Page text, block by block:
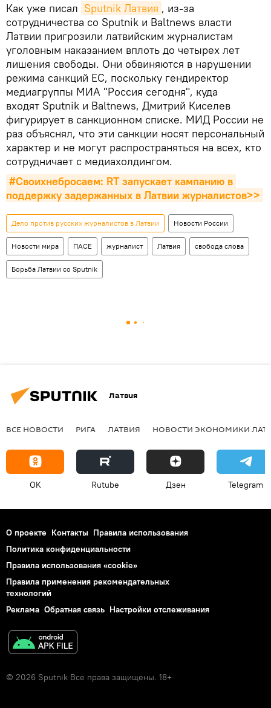
Как уже писал Sputnik Латвия , из-за
сотрудничества со Sputnik и Baltnews власти
Латвии пригрозили латвийским журналистам
уголовным наказанием вплоть до четырех лет
лишения свободы. Они обвиняются в нарушении
режима санкций ЕС, поскольку гендиректор
медиагруппы МИА "Россия сегодня", куда
входят Sputnik и Baltnews, Дмитрий Киселев
фигурирует в санкционном списке. МИД России не
раз объяснял, что эти санкции носят персональный
характер и не могут распространяться на всех, кто
сотрудничает с медиахолдингом.
#Своихнебросаем: RT запускает кампанию в
поддержку задержанных в Латвии журналистов>>
Дело против русских журналистов в Латвии Новости России
Новости мира ПАСЕ журналист Латвия свобода слова
Борьба Латвии со Sputnik
Латвия
ВСЕ НОВОСТИ РИГА ЛАТВИЯ НОВОСТИ ЭКОНОМИКИ
OK Rutube Дзен Telegram
О проекте Контакты Правила использования
Политика конфиденциальности
Правила использования «cookie»
Правила применения рекомендательных
технологий
Реклама Обратная связь Настройки отслеживания
© 2026 Sputnik Все права защищены. 18+